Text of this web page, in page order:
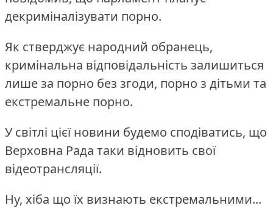
декриміналізувати порно.
Як стверджує народний обранець,
кримінальна відповідальність залишиться
лише за порно без згоди, порно з дітьми та
екстремальне порно.
У світлі цієї новини будемо сподіватись, що
Верховна Рада таки відновить свої
відеотрансляції.
Ну, хіба що їх визнають екстремальними...